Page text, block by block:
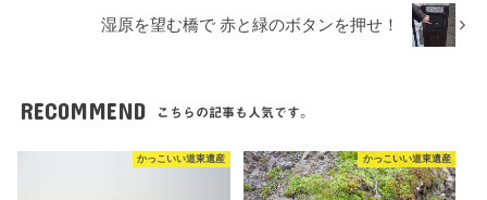
湿原を望む橋で 赤と緑のボタンを押せ！
RECOMMEND こちらの記事も人気です。
かっこいい道東遺産 かっこいい道東遺産